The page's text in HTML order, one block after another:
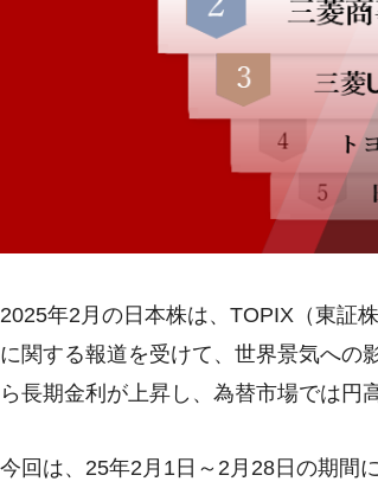
2025年2月の日本株は、TOPIX（東証
に関する報道を受けて、世界景気への
ら長期金利が上昇し、為替市場では円
今回は、25年2月1日～2月28日の期間